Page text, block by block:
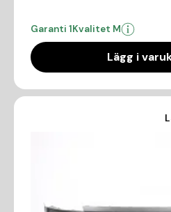
Garanti 1Kvalitet M
Lägg i